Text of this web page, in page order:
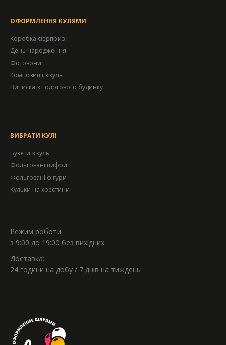
ОФОРМЛЕННЯ КУЛЯМИ
Коробка сюрприз
День народження
Фотозони
Композиції з куль
Виписка з пологового будинку
ВИБРАТИ КУЛІ
Букети з куль
Фольговані цифри
Фольговані фігури
Кульки на хрестини
Режим роботи:
з 9:00 до 19:00 без вихідних
Доставка:
24 години на добу / 7 днів на тиждень